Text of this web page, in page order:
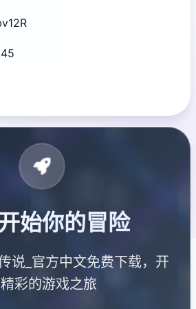
始你的冒险
说_官方中文免费下载，开
彩的游戏之旅